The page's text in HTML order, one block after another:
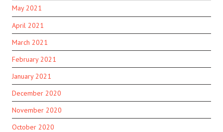
May 2021
April 2021
March 2021
February 2021
January 2021
December 2020
November 2020
October 2020